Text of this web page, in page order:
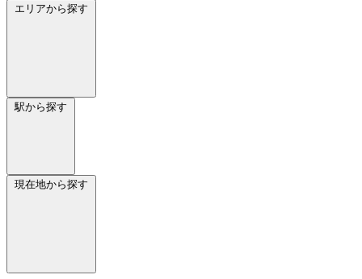
エリアから探す
駅から探す
現在地から探す